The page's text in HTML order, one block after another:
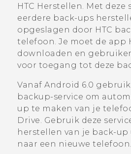
HTC Herstellen. Met deze
eerdere back-ups
opgeslagen door HTC
telefoon. Je moet de app
downloaden en
voor toegang tot deze
Vanaf Android 6.0
backup-service om
up te maken van je
Drive. Gebruik deze
herstellen van je back-up
naar een nieuwe telefoon.